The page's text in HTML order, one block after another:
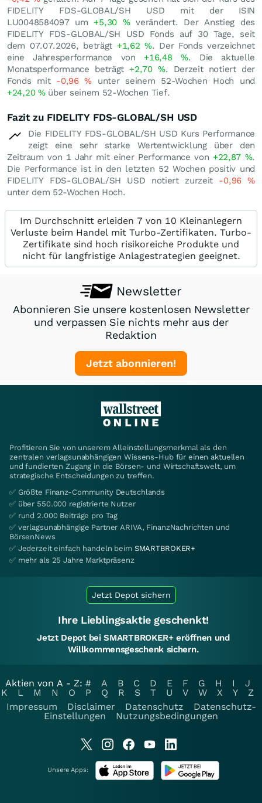
FIDELITY FDS-GLOBAL/SH USD mit der ISIN
LU0048584097 um +5,30 %verändert. Der Anstieg des
FIDELITY FDS-GLOBAL/SH USD Fonds auf 30 Tage, seit
dem 07.07.2026, beträgt +1,62%. Der Fonds verzeichnet
eine Jahresperformance von +16,48 %. Die aktuelle
Monatsperformance beträgt +2,70 %. Derzeit notiert der
Fonds mit -0,96% unter seinem 52-Wochen Hoch und
+24,20 %über seinem 52-Wochen Tief.
Fazit zu FIDELITY FDS-GLOBAL/SH USD
Die FIDELITY FDS-GLOBAL/SH USD Kurs Performance
zeigt eine sehr starke Wertentwicklung über den
Zeitraum von 1 Jahr mit einer Performance von +22,87 %.
Die Performance ist in den letzten 52 Wochen positiv und
FIDELITY FDS-GLOBAL/SH USD notiert zurzeit -0,96%
unter dem 52-Wochen Hoch.
Im Durchschnitt erleiden 7 von 10 Kleinanlegern
Verluste beim Handel mit Turbo-Zertifikaten. Turbo-
Zertifikate sind hoch risikoreiche Produkte und
nicht für langfristige Anlagestrategien geeignet.
Newsletter
Abonnieren Sie unsere kostenlosen Newsletter
und verpassen Sie nichts mehr aus der
Redaktion
Jetzt abonnieren!
Profitieren Sie von unserem Alleinstellungsmerkmal als den
zentralen verlagsunabhängigen Wissens-Hub für einen aktuellen
und fundierten Zugang in die Börsen- und Wirtschaftswelt, um
strategische Entscheidungen zu treffen.
✅ Größte Finanz-Community Deutschlands
✅ über 550.000 registrierte Nutzer
✅ rund 2.000 Beiträge pro Tag
✅ verlagsunabhängige Partner ARIVA, FinanzNachrichten und
BörsenNews
✅ Jederzeit einfach handeln beim SMARTBROKER+
✅ mehr als 25 Jahre Marktpräsenz
Jetzt Depot sichern
Ihre Lieblingsaktie geschenkt!
Jetzt Depot bei SMARTBROKER+ eröffnen und
Willkommensgeschenk sichern.
Aktien von A - Z: # A B C D E F G H I
J
K
L M N O P Q R S T U V W X Y
Z
Impressum
Disclaimer Datenschutz
Datenschutz-
Einstellungen
Nutzungsbedingungen
Unsere Apps: